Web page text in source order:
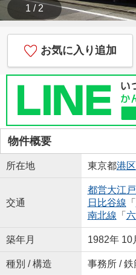
1 / 2
お気に入り追加
物件概要
所在地 東京都港区
交通
都営大江
日比谷線 「
南北線 「
築年月 1982年 10
種別 / 構造 事務所 / 鉄